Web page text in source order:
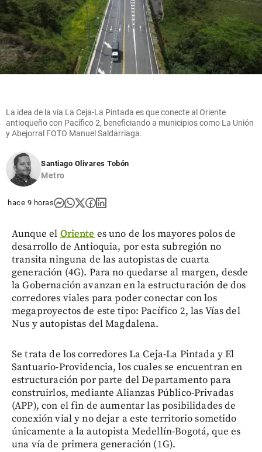
La idea de la vía La Ceja-La Pintada es que conecte al Oriente
antioqueño con Pacífico 2, beneficiando a municipios como La Unión
y Abejorral FOTO Manuel Saldarriaga.
Santiago Olivares Tobón
Metro
hace 9 horas
Aunque el Oriente es uno de los mayores polos de
desarrollo de Antioquia, por esta subregión no
transita ninguna de las autopistas de cuarta
generación (4G). Para no quedarse al margen, desde
la Gobernación avanzan en la estructuración de dos
corredores viales para poder conectar con los
megaproyectos de este tipo: Pacífico 2, las Vías del
Nus y autopistas del Magdalena.
Se trata de los corredores La Ceja-La Pintada y El
Santuario-Providencia, los cuales se encuentran en
estructuración por parte del Departamento para
construirlos, mediante Alianzas Público-Privadas
(APP), con el fin de aumentar las posibilidades de
conexión vial y no dejar a este territorio sometido
únicamente a la autopista Medellín-Bogotá, que es
una vía de primera generación (1G).